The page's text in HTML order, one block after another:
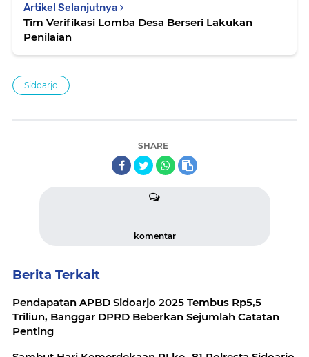
Artikel Selanjutnya
Tim Verifikasi Lomba Desa Berseri Lakukan
Penilaian
Sidoarjo
SHARE
komentar
Berita Terkait
Pendapatan APBD Sidoarjo 2025 Tembus Rp5,5
Triliun, Banggar DPRD Beberkan Sejumlah Catatan
Penting